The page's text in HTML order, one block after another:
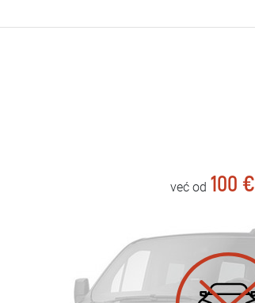
već od 100 €